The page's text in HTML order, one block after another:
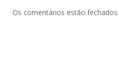
Os comentários estão fechados.